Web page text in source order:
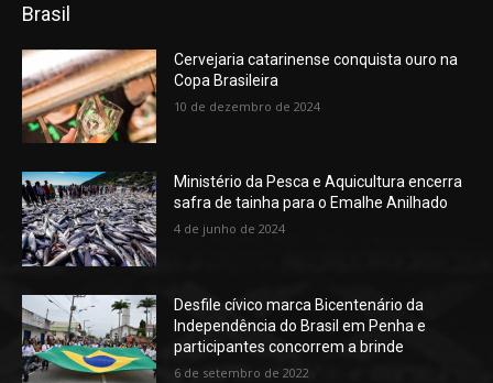
Brasil
Cervejaria catarinense conquista ouro na
Copa Brasileira
10 de dezembro de 2024
Ministério da Pesca e Aquicultura encerra
safra de tainha para o Emalhe Anilhado
4 de junho de 2024
Desfile cívico marca Bicentenário da
Independência do Brasil em Penha e
participantes concorrem a brinde
6 de setembro de 2022